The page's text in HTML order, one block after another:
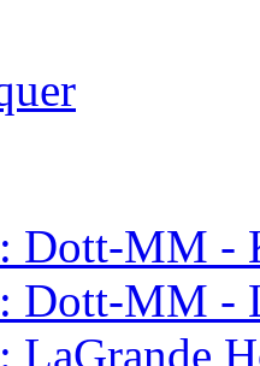
Dott-MM -
Dott-MM -
LaGrande